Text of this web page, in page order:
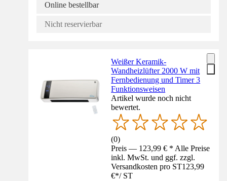
Online bestellbar
Nicht reservierbar
Weißer Keramik-
Wandheizlüfter 2000 W mit
Fernbedienung und Timer 3
Funktionsweisen
Artikel wurde noch nicht
bewertet.
(0)
Preis — 123,99 € * Alle Preise
inkl. MwSt. und ggf. zzgl.
Versandkosten pro ST123,99
€*/ ST